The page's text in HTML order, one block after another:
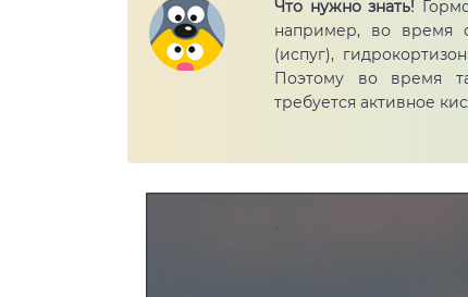
Что нужно знать!
например, во время
(испуг),
Поэтому во время
требуется активное